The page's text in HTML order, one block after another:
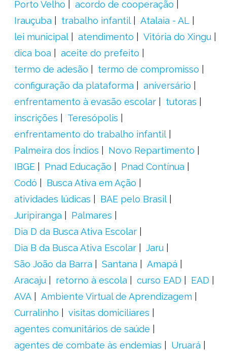
Porto Velho
acordo de cooperação
Irauçuba
trabalho infantil
Atalaia - AL
lei municipal
atendimento
Vitória do Xingu
dica boa
aceite do prefeito
termo de adesão
termo de compromisso
configuração da plataforma
aniversário
enfrentamento à evasão escolar
tutoras
inscrições
Teresópolis
enfrentamento do trabalho infantil
Palmeira dos Índios
Novo Repartimento
IBGE
Pnad Educação
Pnad Contínua
Codó
Busca Ativa em Ação
atividades lúdicas
BAE pelo Brasil
Juripiranga
Palmares
Dia D da Busca Ativa Escolar
Dia B da Busca Ativa Escolar
Jaru
São João da Barra
Santana
Amapá
Aracaju
retorno à escola curso EAD
EAD
AVA
Ambiente Virtual de Aprendizagem
Curralinho
visitas domiciliares
agentes comunitários de saúde
agentes de combate às endemias
Uruará